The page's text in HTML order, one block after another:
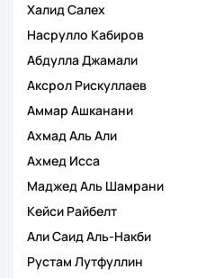
Халид Салех
Насрулло Кабиров
Абдулла Джамали
Аксрол Рискуллаев
Аммар Ашканани
Ахмад Аль Али
Ахмед Исса
Маджед Аль Шамрани
Кейси Райбелт
Али Саид Аль-Накби
Рустам Лутфуллин